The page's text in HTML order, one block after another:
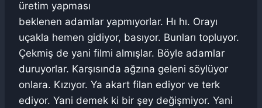
üretim yapması
beklenen adamlar yapmıyorlar. Hı hı. Orayı
uçakla hemen gidiyor, basıyor. Bunları topluyor.
Çekmiş de yani filmi almışlar. Böyle adamlar
duruyorlar. Karşısında ağzına geleni söylüyor
onlara. Kızıyor. Ya akart filan ediyor ve terk
ediyor. Yani demek ki bir şey değişmiyor. Yani